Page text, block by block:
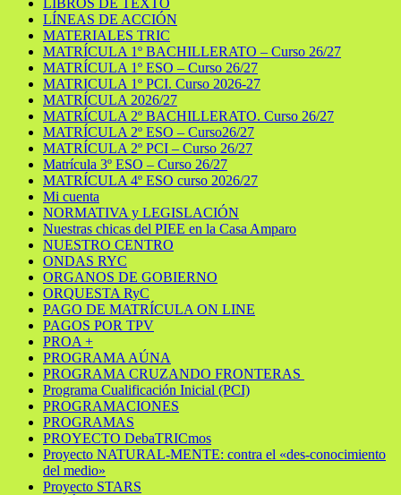
LIBROS DE TEXTO
LÍNEAS DE ACCIÓN
MATERIALES TRIC
MATRÍCULA 1º BACHILLERATO – Curso 26/27
MATRÍCULA 1º ESO – Curso 26/27
MATRICULA 1º PCI. Curso 2026-27
MATRÍCULA 2026/27
MATRÍCULA 2º BACHILLERATO. Curso 26/27
MATRÍCULA 2º ESO – Curso26/27
MATRÍCULA 2º PCI – Curso 26/27
Matrícula 3º ESO – Curso 26/27
MATRÍCULA 4º ESO curso 2026/27
Mi cuenta
NORMATIVA y LEGISLACIÓN
Nuestras chicas del PIEE en la Casa Amparo
NUESTRO CENTRO
ONDAS RYC
ORGANOS DE GOBIERNO
ORQUESTA RyC
PAGO DE MATRÍCULA ON LINE
PAGOS POR TPV
PROA +
PROGRAMA AÚNA
PROGRAMA CRUZANDO FRONTERAS
Programa Cualificación Inicial (PCI)
PROGRAMACIONES
PROGRAMAS
PROYECTO DebaTRICmos
Proyecto NATURAL-MENTE: contra el «des-conocimiento
del medio»
Proyecto STARS